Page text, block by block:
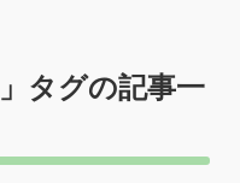
」タグの記事一